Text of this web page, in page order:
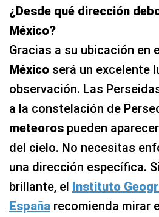
¿Desde qué dirección
México?
Gracias a su ubicación en
México será un excelente
observación. Las
a la constelación de
meteoros pueden
del cielo. No necesitas
una dirección específica.
brillante, el Instituto
España recomienda mirar